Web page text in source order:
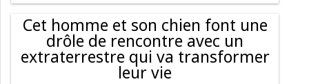
Cet homme et son chien font une
drôle de rencontre avec un
extraterrestre qui va transformer
leur vie